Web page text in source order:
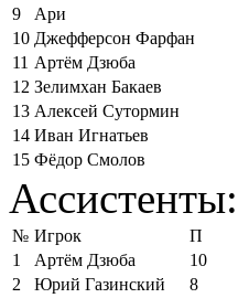
9
Ари
10 Джефферсон Фарфан
11 Артём Дзюба
12 Зелимхан Бакаев
13 Алексей Сутормин
14 Иван Игнатьев
15 Фёдор Смолов
Ассистенты:
№ Игрок
П
1
Артём Дзюба
10
2
Юрий Газинский
8